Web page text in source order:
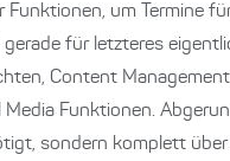
um Termine
für letzteres
Content
Funktionen.
sondern komplett